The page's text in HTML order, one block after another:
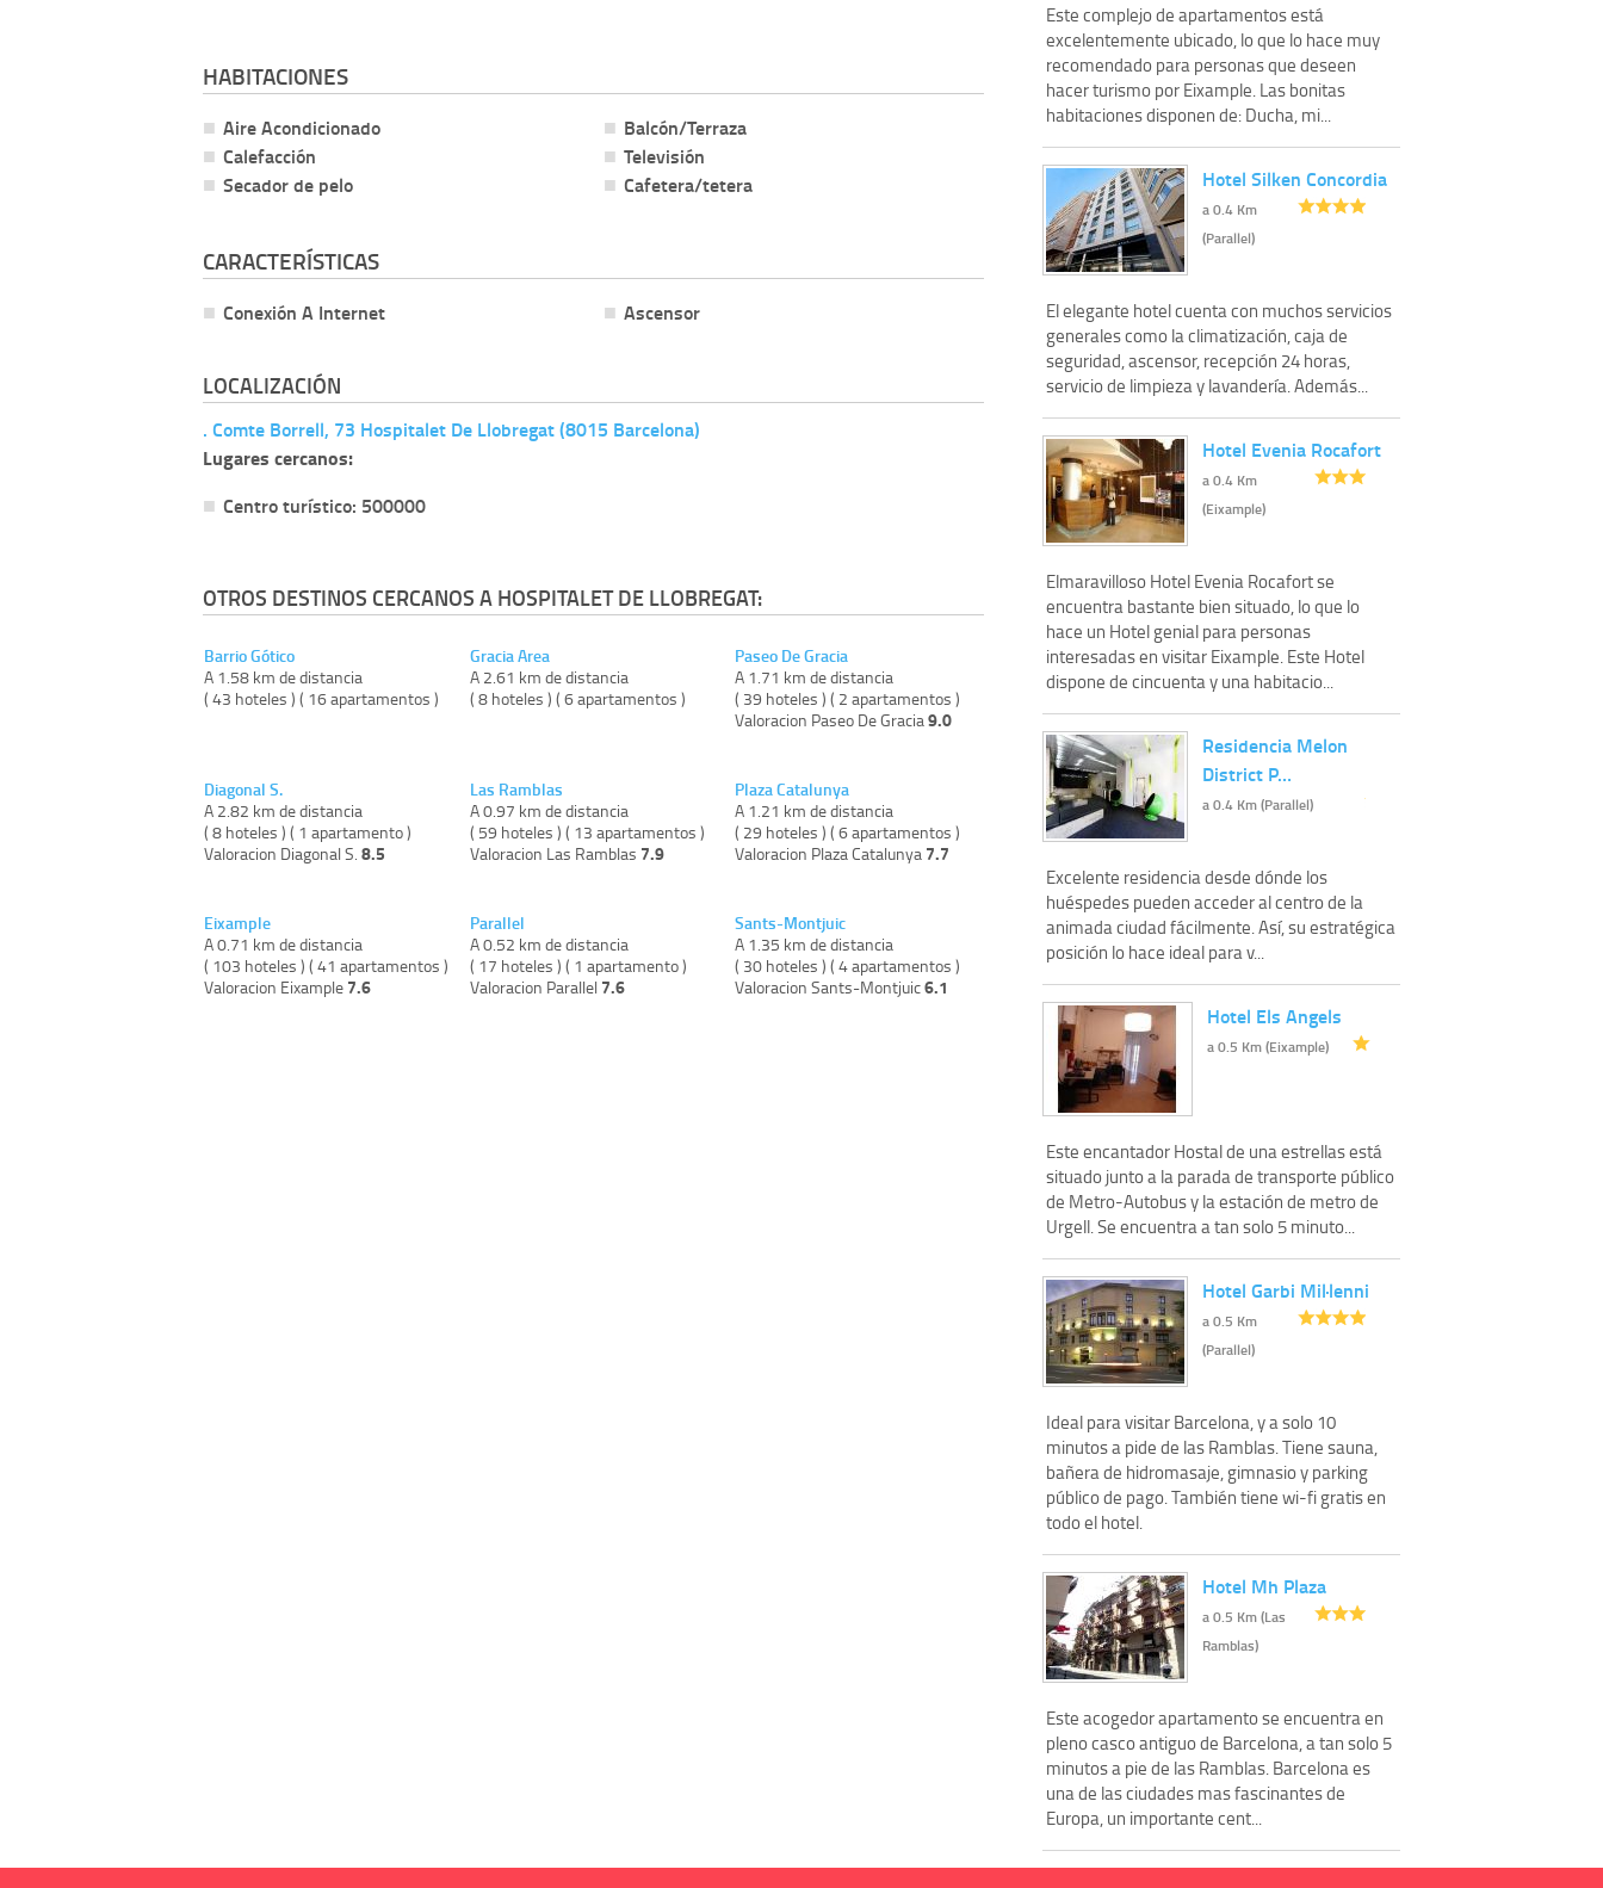
HABITACIONES
Aire Acondicionado
Calefacción
Secador de pelo
Balcón/Terraza
Televisión
Cafetera/tetera
CARACTERÍSTICAS
Conexión A Internet Ascensor
LOCALIZACIÓN
. Comte Borrell, 73 Hospitalet De Llobregat (8015 Barcelona)
Lugares cercanos:
Centro turístico: 500000
OTROS DESTINOS CERCANOS A HOSPITALET DE LLOBREGAT:
Barrio Gótico
A 1.58 km de distancia
( 43 hoteles ) ( 16 apartamentos )
Diagonal S.
A 2.82 km de distancia
( 8 hoteles ) ( 1 apartamento )
Valoracion Diagonal S. 8.5
Eixample
A 0.71 km de distancia
( 103 hoteles ) ( 41 apartamentos )
Valoracion Eixample 7.6
Gracia Area
A 2.61 km de distancia
( 8 hoteles ) ( 6 apartamentos )
Las Ramblas
A 0.97 km de distancia
( 59 hoteles ) ( 13 apartamentos )
Valoracion Las Ramblas 7.9
Parallel
A 0.52 km de distancia
( 17 hoteles ) ( 1 apartamento )
Valoracion Parallel 7.6
Paseo De Gracia
A 1.71 km de distancia
( 39 hoteles ) ( 2 apartamentos )
Valoracion Paseo De Gracia9.0
Plaza Catalunya
A 1.21 km de distancia
( 29 hoteles ) ( 6 apartamentos )
Valoracion Plaza Catalunya 7.7
Sants-Montjuic
A 1.35 km de distancia
( 30 hoteles ) ( 4 apartamentos )
Valoracion Sants-Montjuic6.1
Este complejo de apartamentos está
excelentemente ubicado, lo que lo hace muy
recomendado para personas que deseen
hacer turismo por Eixample. Las bonitas
habitaciones disponen de: Ducha, mi...
Hotel Silken Concordia
a 0.4 Km
(Parallel)
El elegante hotel cuenta con muchos servicios
generales como la climatización, caja de
seguridad, ascensor, recepción 24 horas,
servicio de limpieza y lavandería. Además...
Hotel Evenia Rocafort
a 0.4 Km
(Eixample)
Elmaravilloso Hotel Evenia Rocafort se
encuentra bastante bien situado, lo que lo
hace un Hotel genial para personas
interesadas en visitar Eixample. Este Hotel
dispone de cincuenta y una habitacio...
Residencia Melon
District P…
a 0.4 Km (Parallel)
Excelente residencia desde dónde los
huéspedes pueden acceder al centro de la
animada ciudad fácilmente. Así, su estratégica
posición lo hace ideal para v...
Hotel Els Angels
a 0.5 Km (Eixample)
Este encantador Hostal de una estrellas está
situado junto a la parada de transporte público
de Metro-Autobus y la estación de metro de
Urgell. Se encuentra a tan solo 5 minuto...
Hotel Garbi Mil·lenni
a 0.5 Km
(Parallel)
Ideal para visitar Barcelona, y a solo 10
minutos a pide de las Ramblas. Tiene sauna,
bañera de hidromasaje, gimnasio y parking
público de pago. También tiene wi-fi gratis en
todo el hotel.
Hotel Mh Plaza
a 0.5 Km (Las
Ramblas)
Este acogedor apartamento se encuentra en
pleno casco antiguo de Barcelona, a tan solo 5
minutos a pie de las Ramblas. Barcelona es
una de las ciudades mas fascinantes de
Europa, un importante cent...